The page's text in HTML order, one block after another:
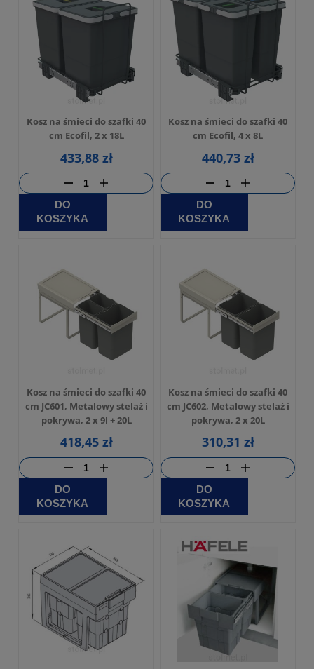
Kosz na śmieci do szafki 40
cm Ecofil, 2 x 18L
433,88 zł
DO
KOSZYKA
Kosz na śmieci do szafki 40
cm Ecofil, 4 x 8L
440,73 zł
DO
KOSZYKA
Kosz na śmieci do szafki 40
cm JC601, Metalowy stelaż i
pokrywa, 2 x 9l + 20L
418,45 zł
DO
KOSZYKA
Kosz na śmieci do szafki 40
cm JC602, Metalowy stelaż i
pokrywa, 2 x 20L
310,31 zł
DO
KOSZYKA